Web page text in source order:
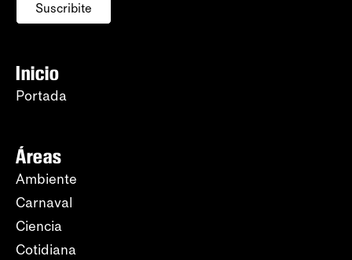
Suscribite
Inicio
Portada
Áreas
Ambiente
Carnaval
Ciencia
Cotidiana